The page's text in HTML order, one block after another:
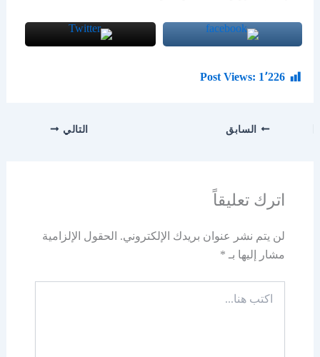
Post Views: 1٬226
السابق التالي
اترك تعليقاً
لن يتم نشر عنوان بريدك الإلكتروني. الحقول الإلزامية
مشار إليها بـ *
هنا...